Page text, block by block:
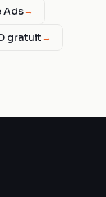
Ads→
gratuit→